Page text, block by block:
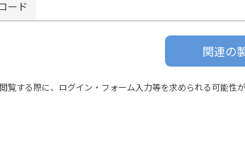
ード
関連の
覧する際に、ログイン・フォーム入力等を求められる可能性が